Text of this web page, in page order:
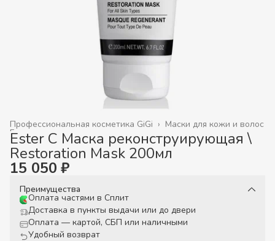
Маски для кожи и волос
Профессиональная косметика GiGi ›
Главная ›
Ester C Маска реконструирующая \
Restoration Mask 200мл
15 050 ₽
Преимущества
Оплата частями в Сплит
Доставка в пункты выдачи или до двери
Оплата — картой, СБП или наличными
Удобный возврат